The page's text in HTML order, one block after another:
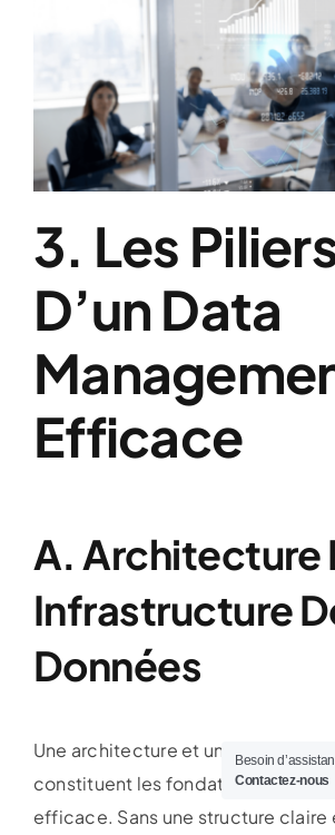
3. Les
D’un Data
Efficace
A. Architecture
Infrastructure
Données
Une architecture et une
constituent les fondations d’un
efficace. Sans une structure claire
Besoin
Contactez-nous